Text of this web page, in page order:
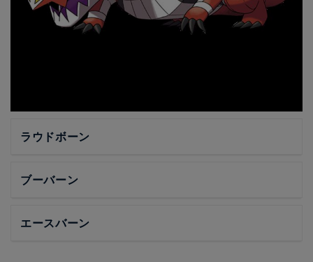
ラウドボーン
ブーバーン
エースバーン